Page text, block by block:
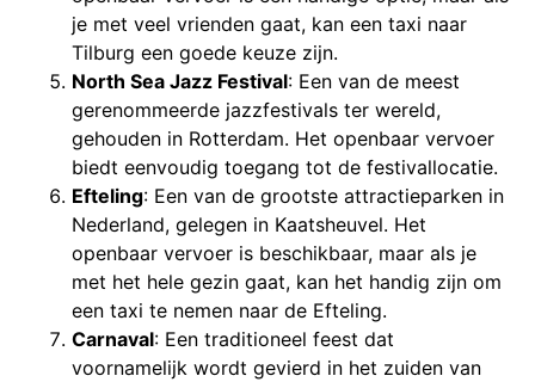
je met veel vrienden gaat, kan een taxi naar
Tilburg een goede keuze zijn.
North Sea Jazz Festival: Een van de meest
gerenommeerde jazzfestivals ter wereld,
gehouden in Rotterdam. Het openbaar vervoer
biedt eenvoudig toegang tot de festivallocatie.
Efteling: Een van de grootste attractieparken in
Nederland, gelegen in Kaatsheuvel. Het
openbaar vervoer is beschikbaar, maar als je
met het hele gezin gaat, kan het handig zijn om
een taxi te nemen naar de Efteling.
Carnaval: Een traditioneel feest dat
voornamelijk wordt gevierd in het zuiden van